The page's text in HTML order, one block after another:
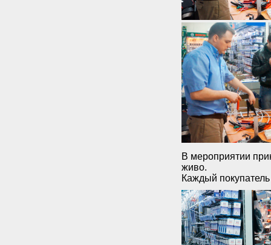
В мероприятии
живо.
Каждый